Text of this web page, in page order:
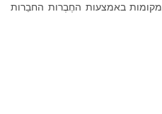
בכל העולם ונוכחות ביותר מ-205 מקומות באמצעות החֶבְרות החבֵרות